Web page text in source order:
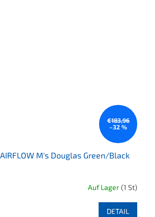
€183,96
–32 %
AIRFLOW M's Douglas Green/Black
Auf Lager(1 St)
DETAIL